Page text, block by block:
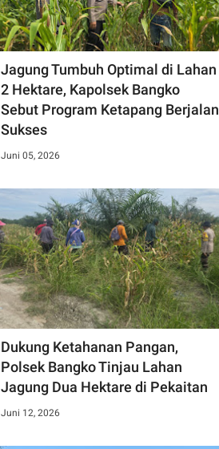
Jagung Tumbuh Optimal di Lahan
2 Hektare, Kapolsek Bangko
Sebut Program Ketapang Berjalan
Sukses
Juni 05, 2026
Dukung Ketahanan Pangan,
Polsek Bangko Tinjau Lahan
Jagung Dua Hektare di Pekaitan
Juni 12, 2026